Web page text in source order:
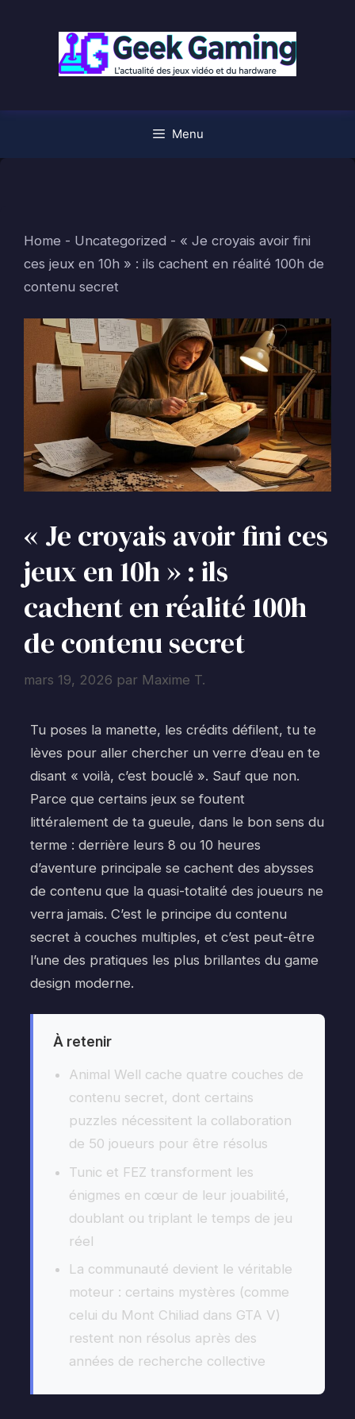
Menu
Home - Uncategorized - « Je croyais avoir fini
ces jeux en 10h » : ils cachent en réalité 100h de
contenu secret
« Je croyais avoir fini ces
jeux en 10h » : ils
cachent en réalité 100h
de contenu secret
mars 19, 2026 par Maxime T.
Tu poses la manette, les crédits défilent, tu te
lèves pour aller chercher un verre d’eau en te
disant « voilà, c’est bouclé ». Sauf que non.
Parce que certains jeux se foutent
littéralement de ta gueule, dans le bon sens du
terme : derrière leurs 8 ou 10 heures
d’aventure principale se cachent des abysses
de contenu que la quasi-totalité des joueurs ne
verra jamais. C’est le principe du contenu
secret à couches multiples, et c’est peut-être
l’une des pratiques les plus brillantes du game
design moderne.
À retenir
Animal Well cache quatre couches de
contenu secret, dont certains
puzzles nécessitent la collaboration
de 50 joueurs pour être résolus
Tunic et FEZ transforment les
énigmes en cœur de leur jouabilité,
doublant ou triplant le temps de jeu
réel
La communauté devient le véritable
moteur : certains mystères (comme
celui du Mont Chiliad dans GTA V)
restent non résolus après des
années de recherche collective